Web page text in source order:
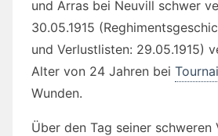
und Arras bei Neuvill schwer
30.05.1915
und Verlustlisten: 29.05.1915)
Alter von 24 Jahren bei Tournai
Wunden.
Über den Tag seiner schweren